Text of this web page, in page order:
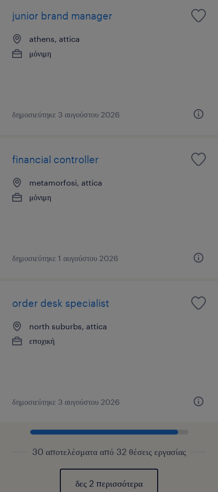
junior brand manager
athens, attica
μόνιμη
δημοσιεύτηκε 3 αυγούστου 2026
financial controller
metamorfosi, attica
μόνιμη
δημοσιεύτηκε 1 αυγούστου 2026
order desk specialist
north suburbs, attica
εποχική
δημοσιεύτηκε 3 αυγούστου 2026
30 αποτελέσματα από 32 θέσεις εργασίας
δες 2 περισσότερα